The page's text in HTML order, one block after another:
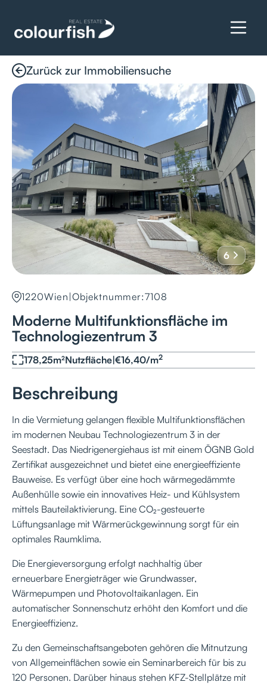
Zurück zur Immobiliensuche
6
1220Wien |Objektnummer:7108
Moderne Multifunktionsfläche im
Technologiezentrum 3
178,25m²Nutzfläche|€16,40/m2
Beschreibung
In die Vermietung gelangen flexible Multifunktionsflächen
im modernen Neubau Technologiezentrum 3 in der
Seestadt. Das Niedrigenergiehaus ist mit einem ÖGNB Gold
Zertifikat ausgezeichnet und bietet eine energieeffiziente
Bauweise. Es verfügt über eine hoch wärmegedämmte
Außenhülle sowie ein innovatives Heiz- und Kühlsystem
mittels Bauteilaktivierung. Eine CO₂-gesteuerte
Lüftungsanlage mit Wärmerückgewinnung sorgt für ein
optimales Raumklima.
Die Energieversorgung erfolgt nachhaltig über
erneuerbare Energieträger wie Grundwasser,
Wärmepumpen und Photovoltaikanlagen. Ein
automatischer Sonnenschutz erhöht den Komfort und die
Energieeffizienz.
Zu den Gemeinschaftsangeboten gehören die Mitnutzung
von Allgemeinflächen sowie ein Seminarbereich für bis zu
120 Personen. Darüber hinaus stehen KFZ-Stellplätze mit
Details anfragen